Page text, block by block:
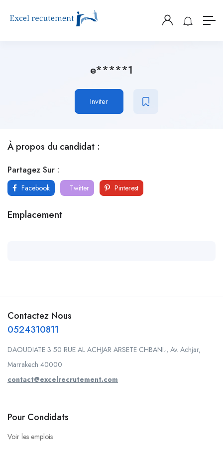
e*****1
Inviter
À propos du candidat :
Partagez Sur :
Facebook Twitter Pinterest
Emplacement
Contactez Nous
0524310811
DAOUDIATE 3 50 RUE AL ACHJAR ARSETE CHBANI،, Av. Achjar,
Marrakech 40000
contact@excelrecrutement.com
Pour Condidats
Voir les emplois